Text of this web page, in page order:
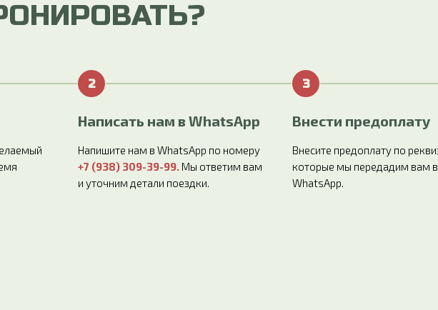
Написать нам в WhatsApp
Напишите нам в WhatsApp по номеру
+7 (938) 309-39-99. Мы ответим вам
и уточним детали поездки.
Внести предоплату
Внесите предоплату по
которые мы передадим вам в
WhatsApp.